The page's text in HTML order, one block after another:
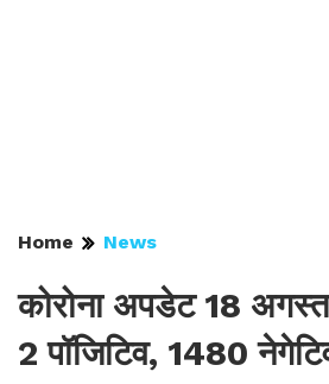
Home News
कोरोना अपडेट 18
2 पॉजिटिव, 1480